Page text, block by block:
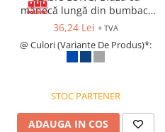
mânecă lungă din bumbac,
150 g/mp
36,24 Lei + TVA
@ Culori (Variante De Produs)*:
STOC PARTENER
ADAUGA IN COS